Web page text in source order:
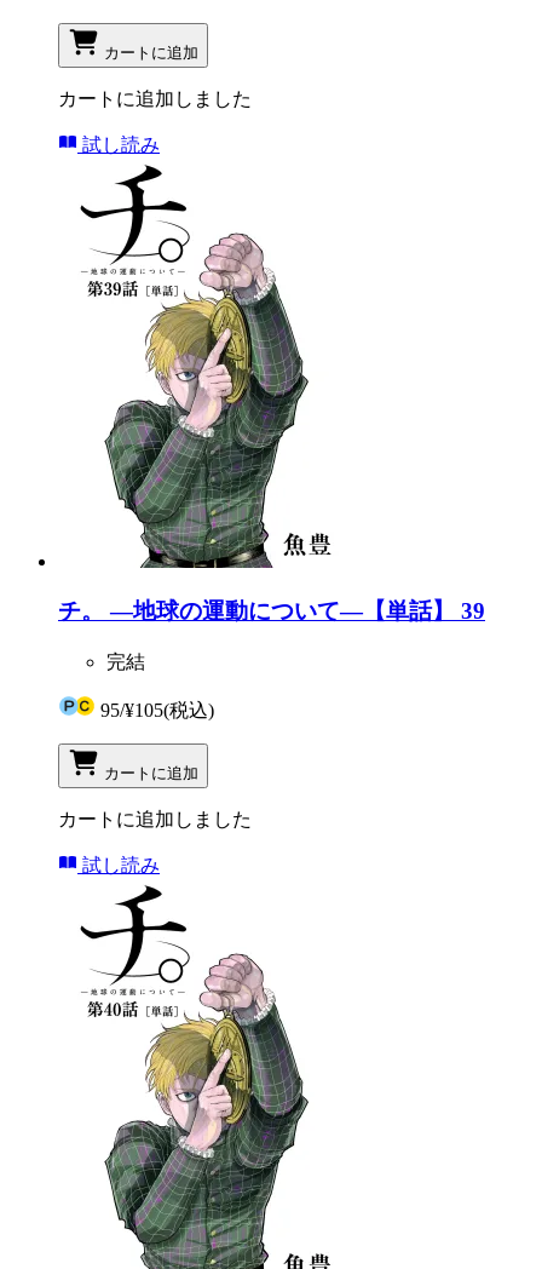
カートに追加
カートに追加しました
試し読み
チ。 ―地球の運動について―【単話】 39
完結
95/¥105(税込)
カートに追加
カートに追加しました
試し読み